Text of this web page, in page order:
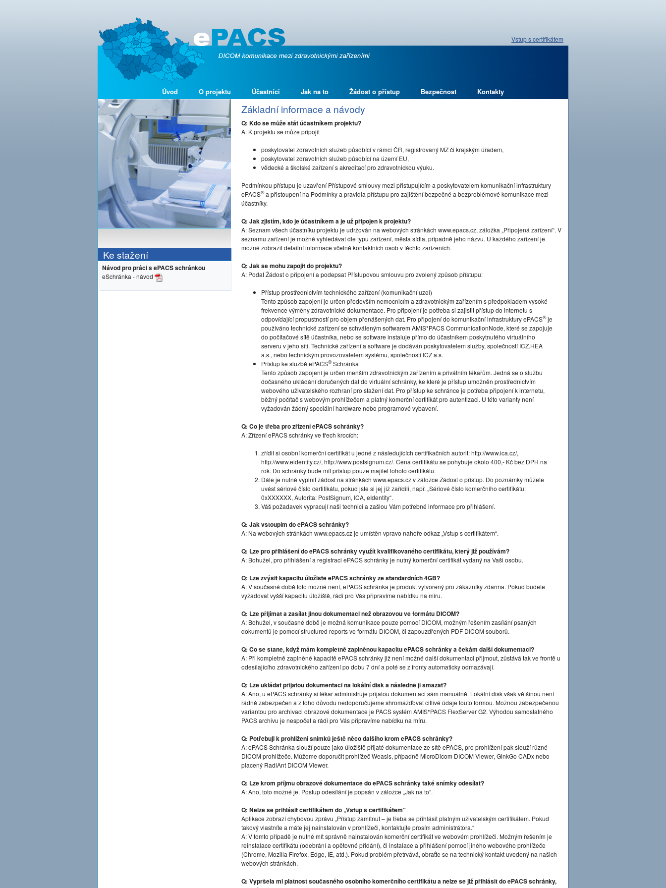
Vstup s certifikátem
Úvod O projektu Účastníci Jak na to Žádost o přístup Bezpečnost Kontakty
Ke stažení
Návod pro práci s ePACS schránkou
eSchránka - návod
Základní informace a návody
Q: Kdo se může stát účastníkem projektu?
A: K projektu se může připojit
poskytovatel zdravotních služeb působící v rámci ČR, registrovaný MZ či krajským úřadem,
poskytovatel zdravotních služeb působící na území EU,
vědecké a školské zařízení s akreditací pro zdravotnickou výuku.
Podmínkou přístupu je uzavření Přístupové smlouvy mezi přistupujícím a poskytovatelem komunikační infrastruktury
ePACS®a přistoupení na Podmínky a pravidla přístupu pro zajištění bezpečné a bezproblémové komunikace mezi
účastníky.
Q: Jak zjistím, kdo je účastníkem a je už připojen k projektu?
A: Seznam všech účastníku projektu je udržován na webových stránkách www.epacs.cz, záložka „Připojená zařízení“. V
seznamu zařízení je možné vyhledávat dle typu zařízení, města sídla, případně jeho názvu. U každého zařízení je
možné zobrazit detailní informace včetně kontaktních osob v těchto zařízeních.
Q: Jak se mohu zapojit do projektu?
A: Podat Žádost o připojení a podepsat Přístupovou smlouvu pro zvolený způsob přístupu:
Přístup prostřednictvím technického zařízení (komunikační uzel)
Tento způsob zapojení je určen především nemocnicím a zdravotnickým zařízením s předpokladem vysoké
frekvence výměny zdravotnické dokumentace. Pro připojení je potřeba si zajistit přístup do internetu s
odpovídající propustností pro objem přenášených dat. Pro připojení do komunikační infrastruktury ePACS®je
používáno technické zařízení se schváleným softwarem AMIS*PACS CommunicationNode, které se zapojuje
do počítačové sítě účastníka, nebo se software instaluje přímo do účastníkem poskytnutého virtuálního
serveru v jeho síti. Technické zařízení a software je dodáván poskytovatelem služby, společností ICZ.HEA
a.s., nebo technickým provozovatelem systému, společností ICZ a.s.
Přístup ke službě ePACS®Schránka
Tento způsob zapojení je určen menším zdravotnickým zařízením a privátním lékařům. Jedná se o službu
dočasného ukládání doručených dat do virtuální schránky, ke které je přístup umožněn prostřednictvím
webového uživatelského rozhraní pro stažení dat. Pro přístup ke schránce je potřeba připojení k internetu,
běžný počítač s webovým prohlížečem a platný komerční certifikát pro autentizaci. U této varianty není
vyžadován žádný speciální hardware nebo programové vybavení.
Q: Co je třeba pro zřízení ePACS schránky?
A: Zřízení ePACS schránky ve třech krocích:
zřídit si osobní komerční certifikát u jedné z následujících certifikačních autorit: http://www.ica.cz/,
http://www.eidentity.cz/, http://www.postsignum.cz/. Cena certifikátu se pohybuje okolo 400,- Kč bez DPH na
rok. Do schránky bude mít přístup pouze majitel tohoto certifikátu.
Dále je nutné vyplnit žádost na stránkách www.epacs.cz v záložce Žádost o přístup. Do poznámky můžete
uvést sériové číslo certifikátu, pokud jste si jej již zařídili, např. „Sériové číslo komerčního certifikátu:
0xXXXXXX, Autorita: PostSignum, ICA, eIdentity“.
Váš požadavek vypracují naši technici a zašlou Vám potřebné informace pro přihlášení.
Q: Jak vstoupím do ePACS schránky?
A: Na webových stránkách www.epacs.cz je umístěn vpravo nahoře odkaz „Vstup s certifikátem“.
Q: Lze pro přihlášení do ePACS schránky využít kvalifikovaného certifikátu, který již používám?
A: Bohužel, pro přihlášení a registraci ePACS schránky je nutný komerční certifikát vydaný na Vaši osobu.
Q: Lze zvýšit kapacitu úložiště ePACS schránky ze standardních 4GB?
A: V současné době toto možné není, ePACS schránka je produkt vytvořený pro zákazníky zdarma. Pokud budete
vyžadovat vyšší kapacitu úložiště, rádi pro Vás připravíme nabídku na míru.
Q: Lze přijímat a zasílat jinou dokumentaci než obrazovou ve formátu DICOM?
A: Bohužel, v současné době je možná komunikace pouze pomocí DICOM, možným řešením zasílání psaných
dokumentů je pomocí structured reports ve formátu DICOM, či zapouzdřených PDF DICOM souborů.
Q: Co se stane, když mám kompletně zaplněnou kapacitu ePACS schránky a čekám další dokumentaci?
A: Při kompletně zaplněné kapacitě ePACS schránky již není možné další dokumentaci přijmout, zůstává tak ve frontě u
odesílajícího zdravotnického zařízení po dobu 7 dní a poté se z fronty automaticky odmazávají.
Q: Lze ukládat přijatou dokumentaci na lokální disk a následně ji smazat?
A: Ano, u ePACS schránky si lékař administruje přijatou dokumentaci sám manuálně. Lokální disk však většinou není
řádně zabezpečen a z toho důvodu nedoporučujeme shromažďovat citlivé údaje touto formou. Možnou zabezpečenou
variantou pro archivaci obrazové dokumentace je PACS systém AMIS*PACS FlexServer G2. Výhodou samostatného
PACS archivu je nespočet a rádi pro Vás připravíme nabídku na míru.
Q: Potřebuji k prohlížení snímků ještě něco dalšího krom ePACS schránky?
A: ePACS Schránka slouží pouze jako úložiště přijaté dokumentace ze sítě ePACS, pro prohlížení pak slouží různé
DICOM prohlížeče. Můžeme doporučit prohlížeč Weasis, případně MicroDicom DICOM Viewer, GinkGo CADx nebo
placený RadiAnt DICOM Viewer.
Q: Lze krom příjmu obrazové dokumentace do ePACS schránky také snímky odesílat?
A: Ano, toto možné je. Postup odesílání je popsán v záložce „Jak na to“.
Q: Nelze se přihlásit certifikátem do „Vstup s certifikátem“
Aplikace zobrazí chybovou zprávu „Přístup zamítnut – je třeba se přihlásit platným uživatelským certifikátem. Pokud
takový vlastníte a máte jej nainstalován v prohlížeči, kontaktujte prosím administrátora.“
A: V tomto případě je nutné mít správně nainstalován komerční certifikát ve webovém prohlížeči. Možným řešením je
reinstalace certifikátu (odebrání a opětovné přidání), či instalace a přihlášení pomocí jiného webového prohlížeče
(Chrome, Mozilla Firefox, Edge, IE, atd.). Pokud problém přetrvává, obraťte se na technický kontakt uvedený na našich
webových stránkách.
Q: Vypršela mi platnost současného osobního komerčního certifikátu a nelze se již přihlásit do ePACS schránky,